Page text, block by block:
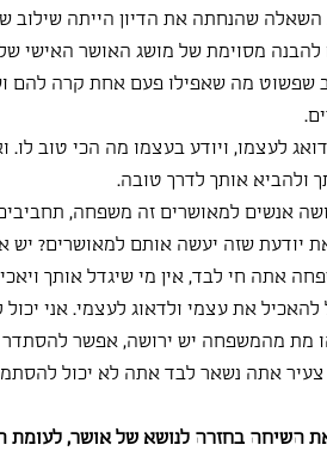
שהנחתה את הדיון הייתה שילוב
להבנה מסוימת של מושג האושר האישי
שפשוט מה שאפילו פעם אחת קרה
לעצמו, ויודע בעצמו מה הכי טוב
ולהביא אותך לדרך טובה.
אנשים למאושרים זה משפחה,
יודעת שזה יעשה אותם למאושרים? יש
אתה חי לבד, אין מי שיגדל אותך
להאכיל את עצמי ולדאוג לעצמי. אני
מת מהמשפחה יש ירושה, אפשר
צעיר אתה נשאר לבד אתה לא יכול
השיחה בחזרה לנושא של אושר,